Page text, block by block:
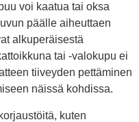
voi kaatua tai oksa
päälle aiheuttaen
alkuperäisestä
tai -valokupu ei
tiiveyden pettäminen
näissä kohdissa.
kuten